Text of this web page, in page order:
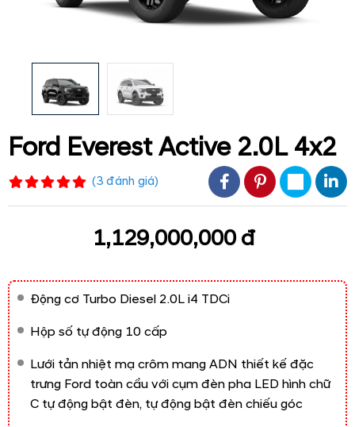
Ford Everest Active 2.0L 4x2
(3 đánh giá)
1,129,000,000 đ
Động cơ Turbo Diesel 2.0L i4 TDCi
Hộp số tự động 10 cấp
Lưới tản nhiệt mạ crôm mang ADN thiết kế đặc
trưng Ford toàn cầu với cụm đèn pha LED hình chữ
C tự động bật đèn, tự động bật đèn chiếu góc